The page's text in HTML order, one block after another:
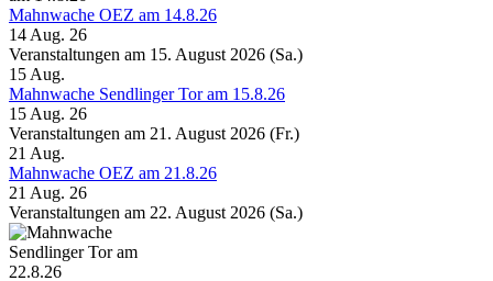
Mahnwache OEZ am 14.8.26
14 Aug. 26
Veranstaltungen am 15. August 2026 (Sa.)
15 Aug.
Mahnwache Sendlinger Tor am 15.8.26
15 Aug. 26
Veranstaltungen am 21. August 2026 (Fr.)
21 Aug.
Mahnwache OEZ am 21.8.26
21 Aug. 26
Veranstaltungen am 22. August 2026 (Sa.)